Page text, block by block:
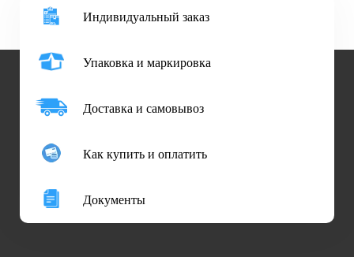
Индивидуальный заказ
Упаковка и маркировка
Доставка и самовывоз
Как купить и оплатить
Документы